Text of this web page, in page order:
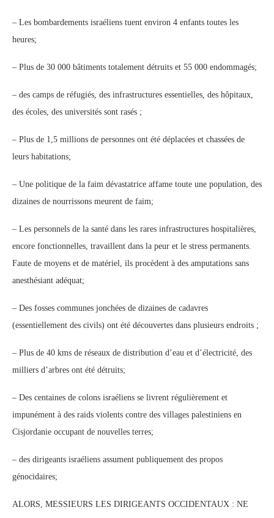
– Les bombardements israéliens tuent environ 4 enfants toutes les
heures;
– Plus de 30 000 bâtiments totalement détruits et 55 000 endommagés;
– des camps de réfugiés, des infrastructures essentielles, des hôpitaux,
des écoles, des universités sont rasés ;
– Plus de 1,5 millions de personnes ont été déplacées et chassées de
leurs habitations;
– Une politique de la faim dévastatrice affame toute une population, des
dizaines de nourrissons meurent de faim;
– Les personnels de la santé dans les rares infrastructures hospitalières,
encore fonctionnelles, travaillent dans la peur et le stress permanents.
Faute de moyens et de matériel, ils procèdent à des amputations sans
anesthésiant adéquat;
– Des fosses communes jonchées de dizaines de cadavres
(essentiellement des civils) ont été découvertes dans plusieurs endroits ;
– Plus de 40 kms de réseaux de distribution d’eau et d’électricité, des
milliers d’arbres ont été détruits;
– Des centaines de colons israéliens se livrent régulièrement et
impunément à des raids violents contre des villages palestiniens en
Cisjordanie occupant de nouvelles terres;
– des dirigeants israéliens assument publiquement des propos
génocidaires;
ALORS, MESSIEURS LES DIRIGEANTS OCCIDENTAUX : NE